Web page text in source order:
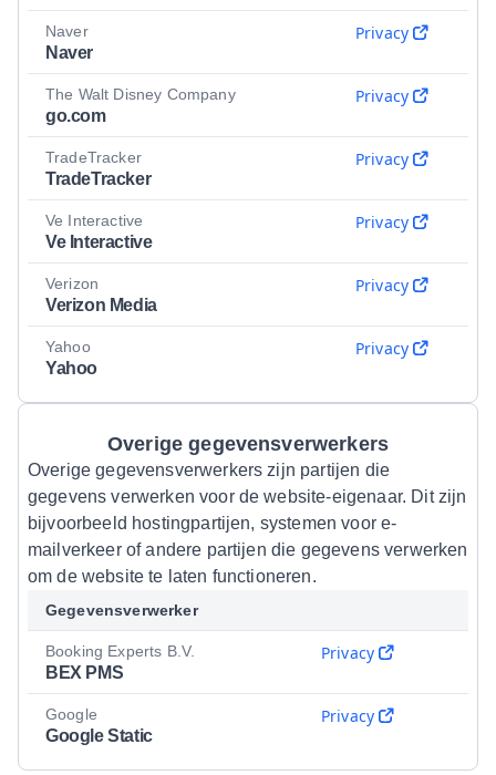
Naver
Naver
Privacy
The Walt Disney Company
go.com
Privacy
TradeTracker
TradeTracker
Privacy
Ve Interactive
Ve Interactive
Privacy
Verizon
Verizon Media
Privacy
Yahoo
Yahoo
Privacy
Overige gegevensverwerkers
Overige gegevensverwerkers zijn partijen die
gegevens verwerken voor de website-eigenaar. Dit zijn
bijvoorbeeld hostingpartijen, systemen voor e-
mailverkeer of andere partijen die gegevens verwerken
om de website te laten functioneren.
Gegevensverwerker
Booking Experts B.V.
BEX PMS
Privacy
Google
Google Static
Privacy